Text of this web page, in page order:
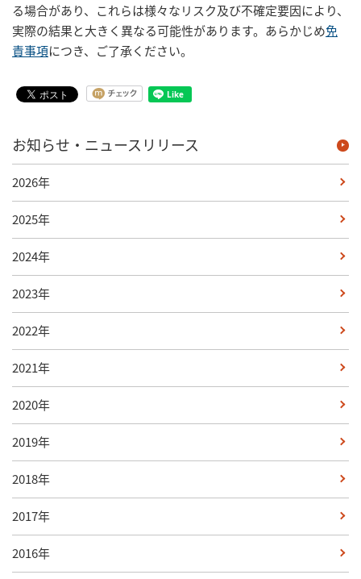
る場合があり、これらは様々なリスク及び不確定要因により、
実際の結果と大きく異なる可能性があります。あらかじめ免
責事項につき、ご了承ください。
お知らせ・ニュースリリース
2026年
2025年
2024年
2023年
2022年
2021年
2020年
2019年
2018年
2017年
2016年